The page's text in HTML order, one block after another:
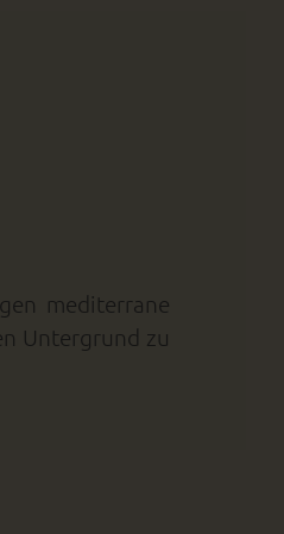
mediterrane
Untergrund zu